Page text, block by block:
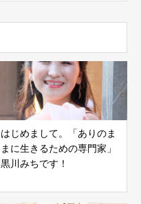
はじめまして。「ありのま
まに生きるための専門家」
黒川みちです！